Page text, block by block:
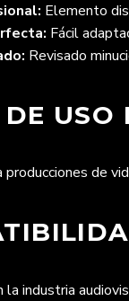
Elemento
Fácil
Revisado
USO
de
industria